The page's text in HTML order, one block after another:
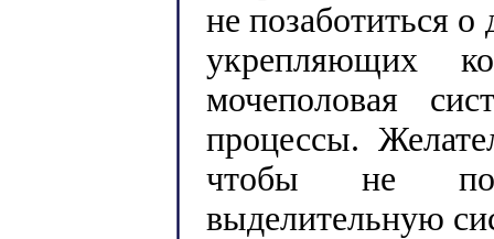
не позаботиться о
укрепляющих
мочеполовая
процессы.
чтобы не
выделительную